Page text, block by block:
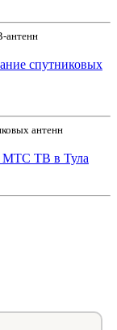
антенн
антенн